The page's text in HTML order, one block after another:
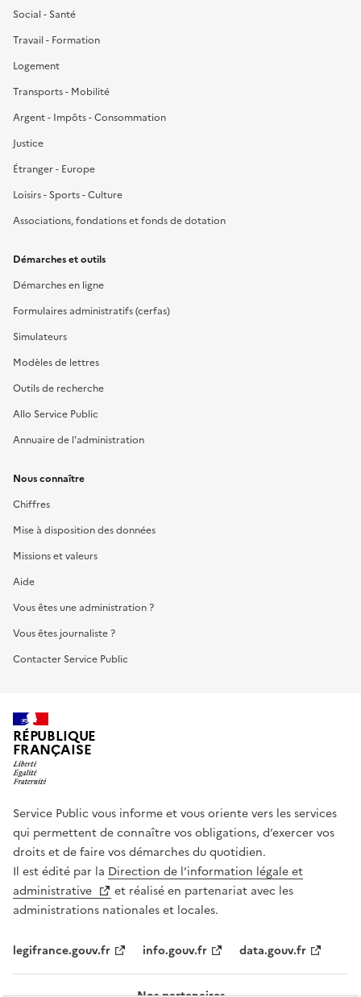
Social - Santé
Travail - Formation
Logement
Transports - Mobilité
Argent - Impôts - Consommation
Justice
Étranger - Europe
Loisirs - Sports - Culture
Associations, fondations et fonds de dotation
Démarches et outils
Démarches en ligne
Formulaires administratifs (cerfas)
Simulateurs
Modèles de lettres
Outils de recherche
Allo Service Public
Annuaire de l'administration
Nous connaître
Chiffres
Mise à disposition des données
Missions et valeurs
Aide
Vous êtes une administration ?
Vous êtes journaliste ?
Contacter Service Public
RÉPUBLIQUE
FRANÇAISE
Service Public vous informe et vous oriente vers les services
qui permettent de connaître vos obligations, d’exercer vos
droits et de faire vos démarches du quotidien.
Il est édité par la Direction de l’information légale et
administrative
et réalisé en partenariat avec les
administrations nationales et locales.
legifrance.gouv.fr info.gouv.fr data.gouv.fr